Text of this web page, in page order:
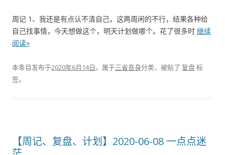
周记 1、我还是有点认不清自己，这两周闲的不行，结果各种给
自己找事情，今天想做这个，明天计划做哪个。花了很多时 继续
阅读»
本条目发布于2020年6月14日。属于三省吾身分类，被贴了 复盘标
签。
【周记、复盘、计划】2020-06-08 一点点迷